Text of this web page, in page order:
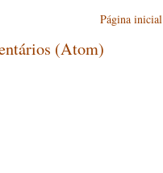
Página inicial
(Atom)